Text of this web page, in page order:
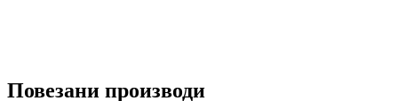
Повезани производи